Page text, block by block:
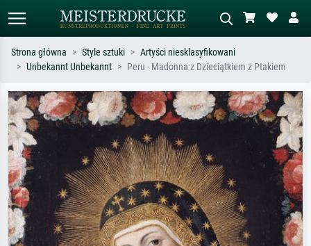
Szukaj wg artysty, tytułu lub stylu – np.
Monet, Gwiaździsta noc,
impresjonizm, fala Hokusaia, akt.
Opisz scenę – np. zielona łąka,
abstrakcja z czerwienią, ciemny olej,
stojący akt obok drzewa.
Strona główna Style sztuki
Artyści niesklasyfikowani
Unbekannt Unbekannt
Peru - Madonna z Dzieciątkiem z Ptakiem